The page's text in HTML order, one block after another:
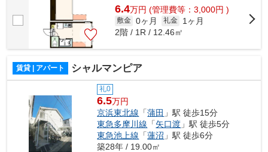
6.4万円 (管理費等：3,000円 )
敷金 0ヶ月 礼金
1ヶ月
2階 / 1R / 12.46㎡
賃貸 | アパート シャルマンピア
礼0
6.5万円
京浜東北線 「蒲田 」駅 徒歩15分
東急多摩川線 「矢口渡 」駅 徒歩5分
東急池上線 「蓮沼 」駅 徒歩6分
築28年 / 19.00㎡